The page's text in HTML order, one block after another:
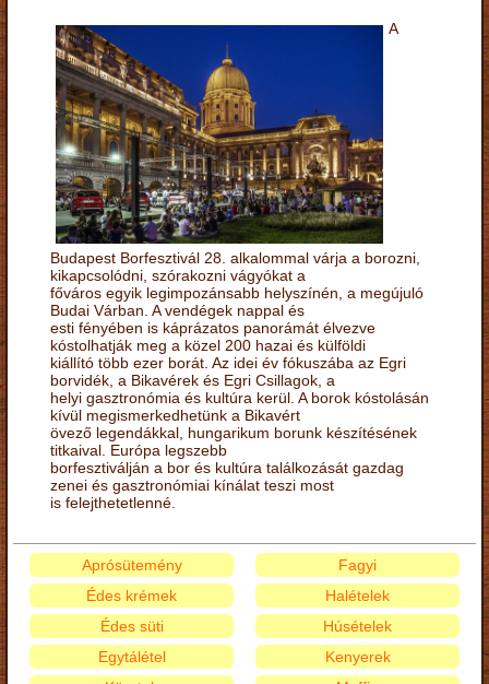
A
Budapest Borfesztivál 28. alkalommal várja a borozni,
kikapcsolódni, szórakozni vágyókat a
főváros egyik legimpozánsabb helyszínén, a megújuló
Budai Várban. A vendégek nappal és
esti fényében is káprázatos panorámát élvezve
kóstolhatják meg a közel 200 hazai és külföldi
kiállító több ezer borát. Az idei év fókuszába az Egri
borvidék, a Bikavérek és Egri Csillagok, a
helyi gasztronómia és kultúra kerül. A borok kóstolásán
kívül megismerkedhetünk a Bikavért
övező legendákkal, hungarikum borunk készítésének
titkaival. Európa legszebb
borfesztiválján a bor és kultúra találkozását gazdag
zenei és gasztronómiai kínálat teszi most
is felejthetetlenné.
Aprósütemény
Édes krémek
Édes süti
Egytálétel
Fagyi
Halételek
Húsételek
Kenyerek